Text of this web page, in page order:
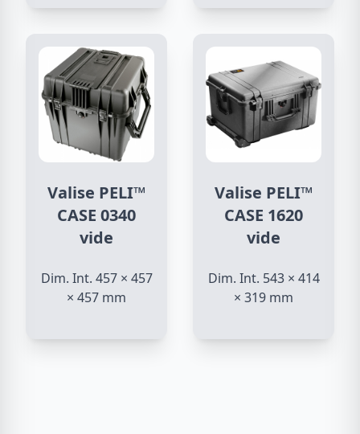
Valise PELI™
CASE 0340
vide
Dim. Int. 457 × 457
× 457 mm
Valise PELI™
CASE 1620
vide
Dim. Int. 543 × 414
× 319 mm